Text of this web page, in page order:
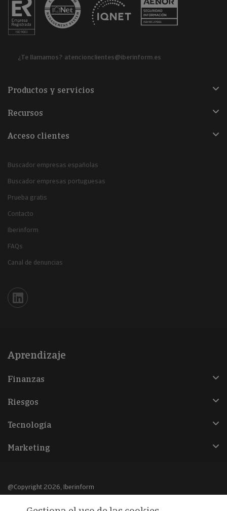
¿Te llamamos? atencionclientes@iberinform.es
Productos y servicios
Recursos
Acceso clientes
Buscador empresas españolas
Buscador empresas portuguesas
Prueba gratis
Contacto
Iberinform
FAQs
Canal de denuncias
Iberinform en Linkedin
Aprendizaje
Finanzas
Riesgos
Tecnología
Marketing
@Copyright 2026, Iberinform